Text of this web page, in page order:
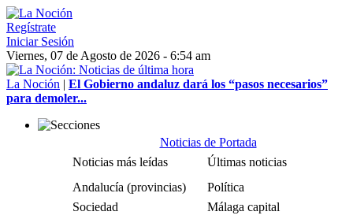
Regístrate
Iniciar Sesión
Viernes, 07 de Agosto de 2026 - 6:54 am
La Noción | El Gobierno andaluz dará los “pasos necesarios”
para demoler...
Noticias de Portada
Noticias más leídas
Últimas noticias
Andalucía (provincias)
Política
Sociedad
Málaga capital